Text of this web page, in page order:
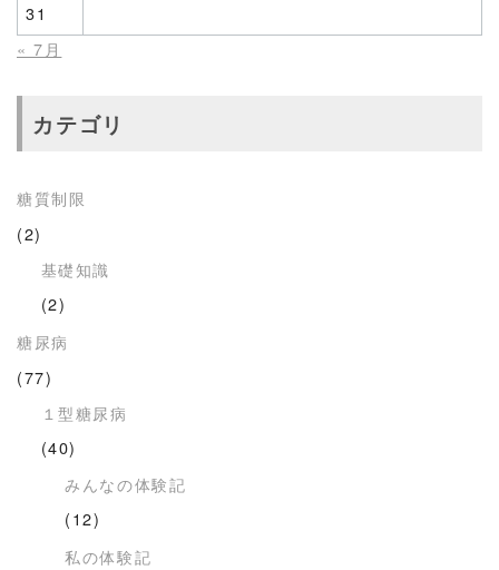
31
« 7月
カテゴリ
糖質制限
(2)
基礎知識
(2)
糖尿病
(77)
１型糖尿病
(40)
みんなの体験記
(12)
私の体験記